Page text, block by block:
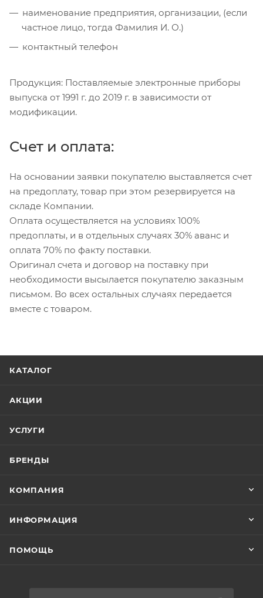
наименование предприятия, организации, (если
частное лицо, тогда Фамилия И. О.)
контактный телефон
Продукция: Поставляемые электронные приборы
выпуска от 1991 г. до 2019 г. в зависимости от
модификации.
Счет и оплата:
На основании заявки покупателю выставляется счет
на предоплату, товар при этом резервируется на
складе Компании.
Оплата осуществляется на условиях 100%
предоплаты, и в отдельных случаях 30% аванс и
оплата 70% по факту поставки.
Оригинал счета и договор на поставку при
необходимости высылается покупателю заказным
письмом. Во всех остальных случаях передается
вместе с товаром.
КАТАЛОГ
АКЦИИ
УСЛУГИ
БРЕНДЫ
КОМПАНИЯ
ИНФОРМАЦИЯ
ПОМОЩЬ